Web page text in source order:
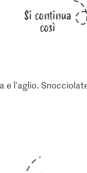
Si continua
così
l'aglio.